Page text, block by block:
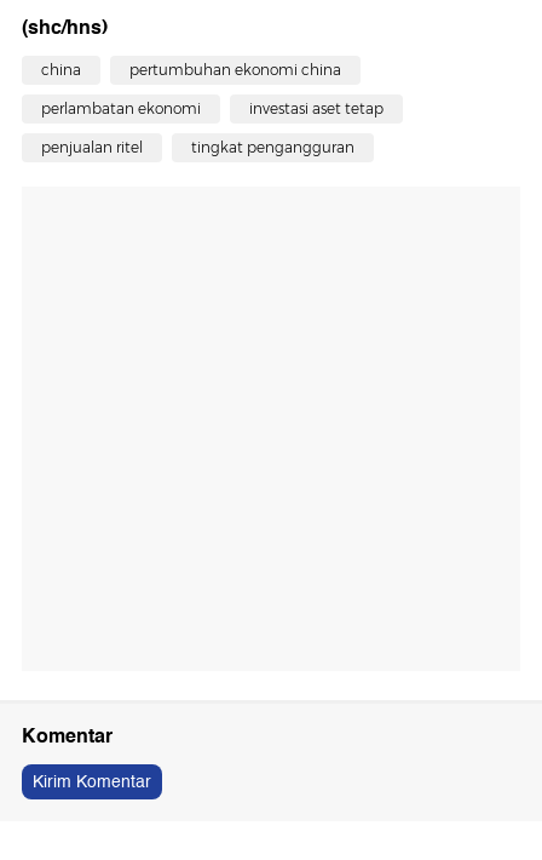
(shc/hns)
china pertumbuhan ekonomi china
perlambatan ekonomi investasi aset tetap
penjualan ritel tingkat pengangguran
Komentar
Kirim Komentar